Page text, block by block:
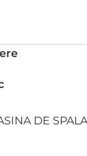
DE